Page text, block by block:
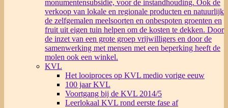
monumentensubsidie, voor de instandhouding. Ook de
verkoop van lokale en regionale producten en natuurlijk
de zelfgemalen meelsoorten en onbespoten groenten en
fruit uit eigen tuin helpen om de kosten te dekken. Door
de inzet van een grote groep vrijwilligers en door de
samenwerking met mensen met een beperking heeft de
molen ook een winkel.
KVL
Het looiproces op KVL medio vorige eeuw
100 jaar KVL
Voortgang bij de KVL 2014/5
Leerlokaal KVL rond eerste fase af